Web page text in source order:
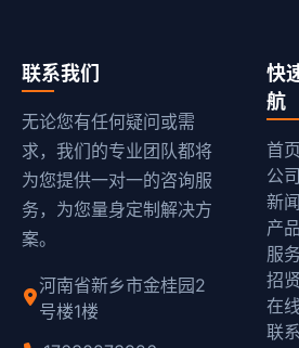
联系我们
无论您有任何疑问或需
求，我们的专业团队都将
为您提供一对一的咨询服
务，为您量身定制解决方
案。
河南省新乡市金桂园2
号楼1楼
快
航
首页
公
新
产
服
招
在
联